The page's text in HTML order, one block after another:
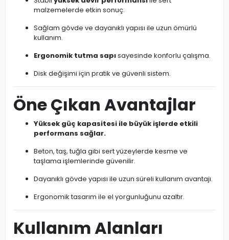
malzemelerde etkin sonuç.
Sağlam gövde ve dayanıklı yapısı ile uzun ömürlü
kullanım.
Ergonomik tutma sapısayesinde konforlu çalışma.
Disk değişimi için pratik ve güvenli sistem.
Öne Çıkan Avantajlar
Yüksek güç kapasitesi ile büyük işlerde etkili
performans sağlar.
Beton, taş, tuğla gibi sert yüzeylerde kesme ve
taşlama işlemlerinde güvenilir.
Dayanıklı gövde yapısı ile uzun süreli kullanım avantajı.
Ergonomik tasarım ile el yorgunluğunu azaltır.
Kullanım Alanları